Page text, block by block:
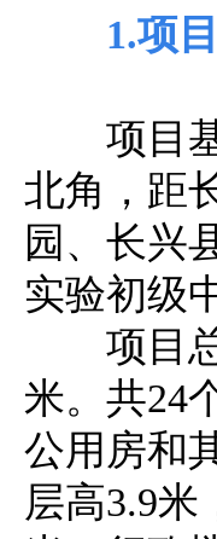
1.项
项目
北角，距
园、长兴
实验初级
项目
米。共24
公用房和
层高3.9